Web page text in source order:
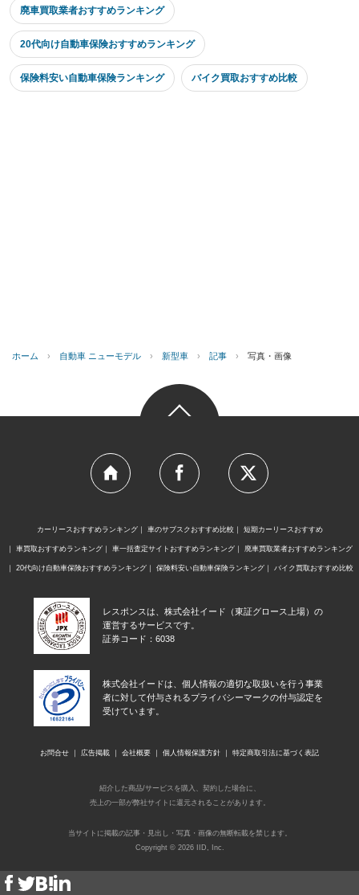
廃車買取業者おすすめランキング
20代向け自動車保険おすすめランキング
保険料安い自動車保険ランキング バイク買取おすすめ比較
ホーム › 自動車 ニューモデル › 新型車 › 記事 › 写真・画像
カーリースおすすめランキング 車のサブスクおすすめ比較 短期カーリースおすすめ
車買取おすすめランキング 車一括査定サイトおすすめランキング 廃車買取業者おすすめランキング
20代向け自動車保険おすすめランキング 保険料安い自動車保険ランキング バイク買取おすすめ比較
レスポンスは、株式会社イード（東証グロース上場）の
運営するサービスです。
証券コード：6038
株式会社イードは、個人情報の適切な取扱いを行う事業
者に対して付与されるプライバシーマークの付与認定を
受けています。
お問合せ 広告掲載 会社概要 個人情報保護方針 特定商取引法に基づく表記
紹介した商品/サービスを購入、契約した場合に、
売上の一部が弊社サイトに還元されることがあります。
当サイトに掲載の記事・見出し・写真・画像の無断転載を禁じます。
Copyright © 2026 IID, Inc.